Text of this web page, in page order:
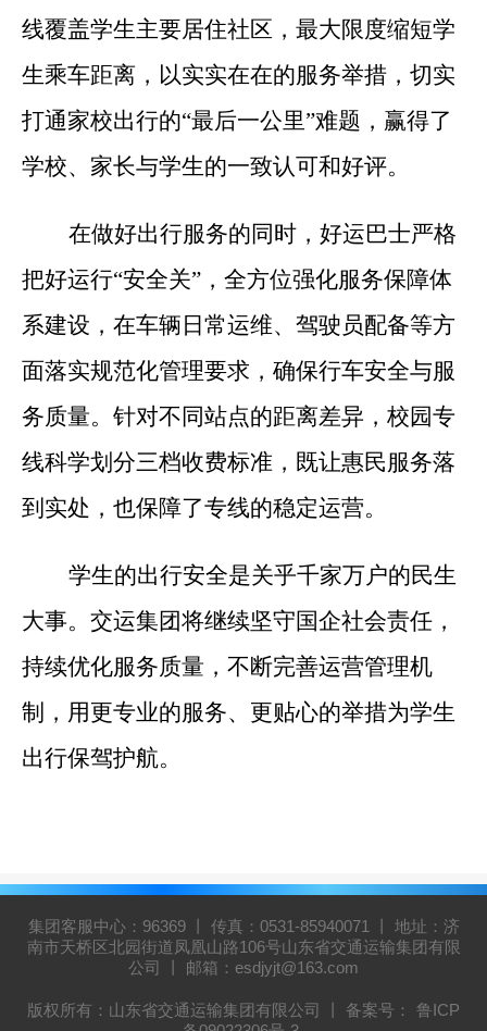
线覆盖学生主要居住社区，最大限度缩短学
生乘车距离，以实实在在的服务举措，切实
打通家校出行的“最后一公里”难题，赢得了
学校、家长与学生的一致认可和好评。
在做好出行服务的同时，好运巴士严格
把好运行“安全关”，全方位强化服务保障体
系建设，在车辆日常运维、驾驶员配备等方
面落实规范化管理要求，确保行车安全与服
务质量。针对不同站点的距离差异，校园专
线科学划分三档收费标准，既让惠民服务落
到实处，也保障了专线的稳定运营。
学生的出行安全是关乎千家万户的民生
大事。交运集团将继续坚守国企社会责任，
持续优化服务质量，不断完善运营管理机
制，用更专业的服务、更贴心的举措为学生
出行保驾护航。
集团客服中心：96369 丨 传真：0531-85940071 丨 地址：济
南市天桥区北园街道凤凰山路106号山东省交通运输集团有限
公司 丨 邮箱：esdjyjt@163.com
版权所有：山东省交通运输集团有限公司 丨 备案号：
鲁ICP